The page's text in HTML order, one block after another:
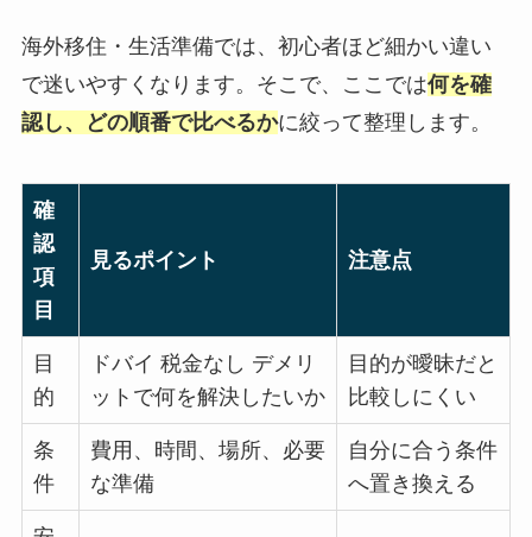
海外移住・生活準備では、初心者ほど細かい違い
で迷いやすくなります。そこで、ここでは何を確
認し、どの順番で比べるかに絞って整理します。
確
認
項
目
見るポイント 注意点
目
的
ドバイ 税金なし デメリ
ットで何を解決したいか
目的が曖昧だと
比較しにくい
条
件
費用、時間、場所、必要
な準備
自分に合う条件
へ置き換える